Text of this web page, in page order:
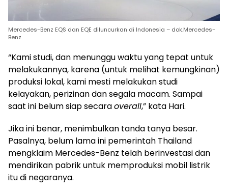
Mercedes-Benz EQS dan EQE diluncurkan di Indonesia – dok.Mercedes-
Benz
“Kami studi, dan menunggu waktu yang tepat untuk
melakukannya, karena (untuk melihat kemungkinan)
produksi lokal, kami mesti melakukan studi
kelayakan, perizinan dan segala macam. Sampai
saat ini belum siap secaraoverall,” kata Hari.
Jika ini benar, menimbulkan tanda tanya besar.
Pasalnya, belum lama ini pemerintah Thailand
mengklaim Mercedes-Benz telah berinvestasi dan
mendirikan pabrik untuk memproduksi mobil listrik
itu di negaranya.